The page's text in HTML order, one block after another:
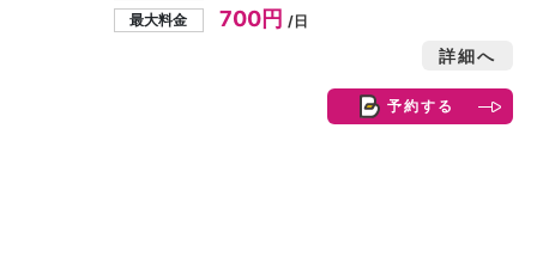
最大料金
700円 /日
詳細へ
予約する